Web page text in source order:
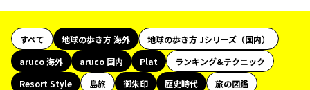
すべて 地球の歩き方 海外
地球の歩き方 Jシリーズ（国内）
aruco 海外
aruco 国内 Plat
ランキング&テクニック
Resort Style
島旅 御朱印 歴史時代
旅の図鑑